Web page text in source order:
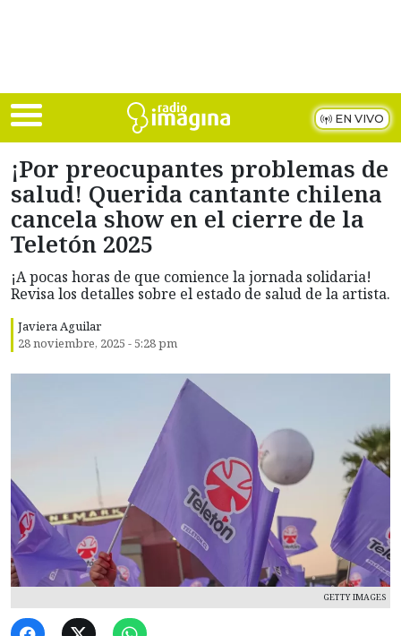
EN VIVO
¡Por preocupantes problemas de
salud! Querida cantante chilena
cancela show en el cierre de la
Teletón 2025
¡A pocas horas de que comience la jornada solidaria!
Revisa los detalles sobre el estado de salud de la artista.
Javiera Aguilar
28 noviembre, 2025 - 5:28 pm
GETTY IMAGES